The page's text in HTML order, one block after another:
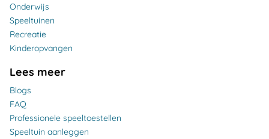
Onderwijs
Speeltuinen
Recreatie
Kinderopvangen
Lees meer
Blogs
FAQ
Professionele speeltoestellen
Speeltuin aanleggen